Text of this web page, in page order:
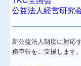
お役立ち情報
リンク集
公益法人経営研究
新公益法人制度に対応
務申告をご支援します。